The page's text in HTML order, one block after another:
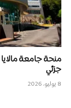
جزئي
8 يوليو، 2026